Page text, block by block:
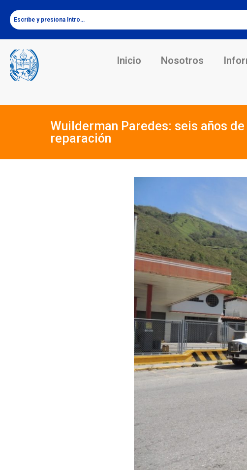
Inicio Nosotros
Wuilderman Paredes: seis años
reparación